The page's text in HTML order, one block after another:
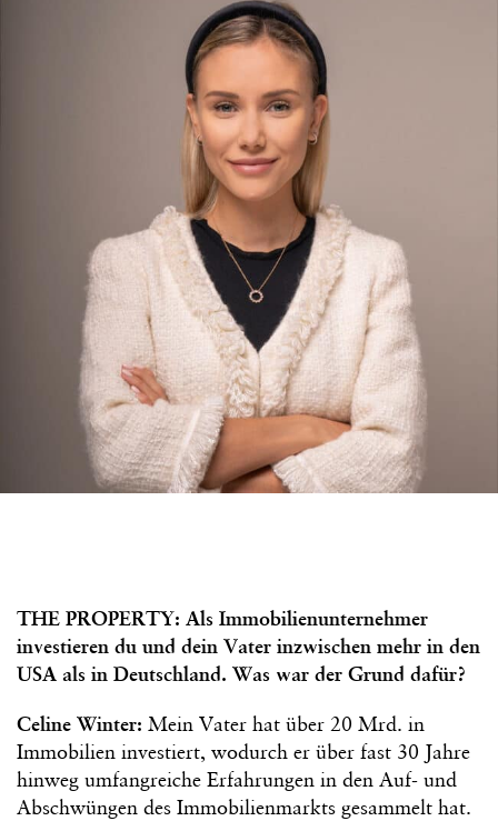
THE PROPERTY: Als Immobilienunternehmer
investieren du und dein Vater inzwischen mehr in den
USA als in Deutschland. Was war der Grund dafür?
Celine Winter: Mein Vater hat über 20 Mrd. in
Immobilien investiert, wodurch er über fast 30 Jahre
hinweg umfangreiche Erfahrungen in den Auf- und
Abschwüngen des Immobilienmarkts gesammelt hat.